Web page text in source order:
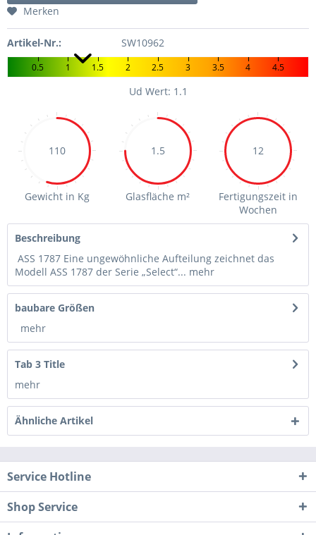
Merken
Artikel-Nr.: SW10962
0.5 1 1.5 2 2.5 3 3.5 4 4.5
Ud Wert: 1.1
110
Gewicht in Kg
1.5
Glasfläche m²
12
Fertigungszeit in
Wochen
Beschreibung
ASS 1787 Eine ungewöhnliche Aufteilung zeichnet das
Modell ASS 1787 der Serie „Select“... mehr
baubare Größen
mehr
Tab 3 Title
mehr
Ähnliche Artikel
Service Hotline
Shop Service